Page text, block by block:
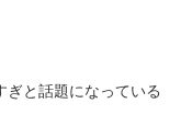
ぎと話題になっている